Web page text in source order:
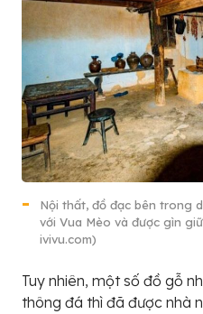
Nội thất, đồ đạc bên trong
với Vua Mèo và được gìn
ivivu.com)
Tuy nhiên, một số đồ gỗ
thông đá thì đã được nhà